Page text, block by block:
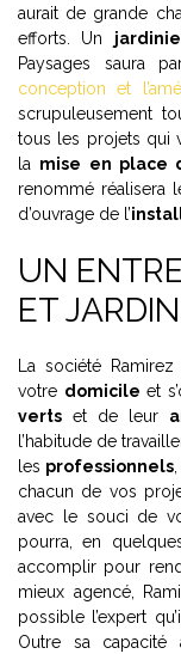
aurait de grande
efforts. Un
Paysages saura
conception et
scrupuleusement
tous les projets qui
la mise en place
renommé réalisera
d’ouvrage de l’
UN
ET
La société
votre domicile et
verts et de leur
l’habitude de
les professionnels
chacun de vos
avec le souci de
pourra, en
accomplir pour
mieux agencé,
possible l’expert
Outre sa capacité